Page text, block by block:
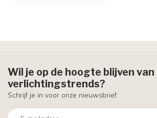
Wil je op de hoogte blijven van
verlichtingstrends?
Schrijf je in voor onze nieuwsbrief